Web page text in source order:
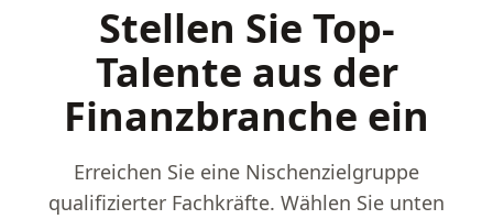
Stellen Sie Top-
Talente aus der
Finanzbranche ein
Erreichen Sie eine Nischenzielgruppe
qualifizierter Fachkräfte. Wählen Sie unten